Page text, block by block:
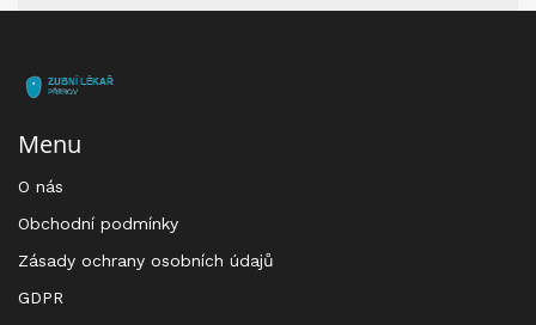
Menu
O nás
Obchodní podmínky
Zásady ochrany osobních údajů
GDPR